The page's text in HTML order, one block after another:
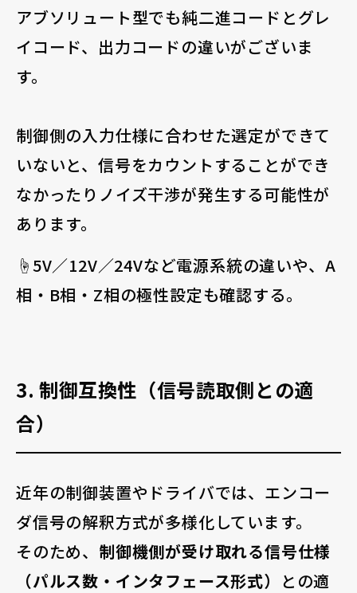
アブソリュート型でも純二進コードとグレ
イコード、出力コードの違いがございま
す。
制御側の入力仕様に合わせた選定ができて
いないと、信号をカウントすることができ
なかったりノイズ干渉が発生する可能性が
あります。
☝️5V／12V／24Vなど電源系統の違いや、A
相・B相・Z相の極性設定も確認する。
3. 制御互換性（信号読取側との適
合）
近年の制御装置やドライバでは、エンコー
ダ信号の解釈方式が多様化しています。
そのため、 制御機側が受け取れる信号仕様
（パルス数・インタフェース形式） との適